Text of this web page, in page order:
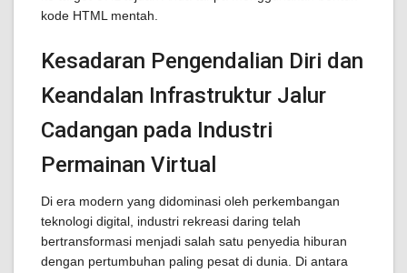
kode HTML mentah.
Kesadaran Pengendalian Diri dan
Keandalan Infrastruktur Jalur
Cadangan pada Industri
Permainan Virtual
Di era modern yang didominasi oleh perkembangan
teknologi digital, industri rekreasi daring telah
bertransformasi menjadi salah satu penyedia hiburan
dengan pertumbuhan paling pesat di dunia. Di antara